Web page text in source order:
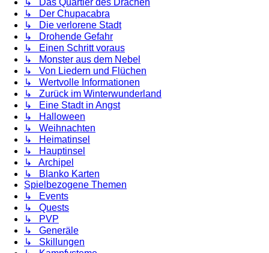
↳ Das Quartier des Drachen
↳ Der Chupacabra
↳ Die verlorene Stadt
↳ Drohende Gefahr
↳ Einen Schritt voraus
↳ Monster aus dem Nebel
↳ Von Liedern und Flüchen
↳ Wertvolle Informationen
↳ Zurück im Winterwunderland
↳ Eine Stadt in Angst
↳ Halloween
↳ Weihnachten
↳ Heimatinsel
↳ Hauptinsel
↳ Archipel
↳ Blanko Karten
Spielbezogene Themen
↳ Events
↳ Quests
↳ PVP
↳ Generäle
↳ Skillungen